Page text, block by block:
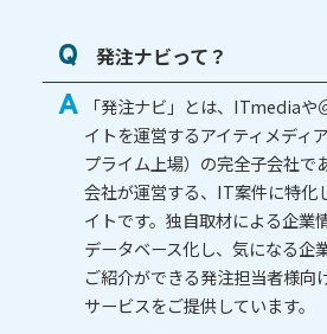
Q 発注ナビって？
A
「発注ナビ」とは、ITmedia
イトを運営するアイティメディ
プライム上場）の完全子会社で
会社が運営する、IT案件に特化
イトです。独自取材による企業
データベース化し、気になる企
ご紹介ができる発注担当者様向
サービスをご提供しています。